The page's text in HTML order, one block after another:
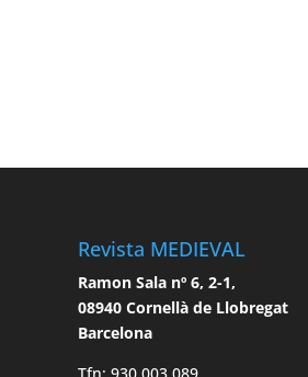
Revista MEDIEVAL
Ramon Sala nº 6, 2-1,
08940 Cornellà de Llobregat
Barcelona
Tfn: 930 003 089